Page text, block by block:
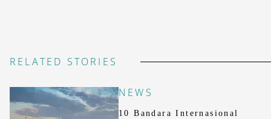
RELATED STORIES
NEWS
10 Bandara Internasional